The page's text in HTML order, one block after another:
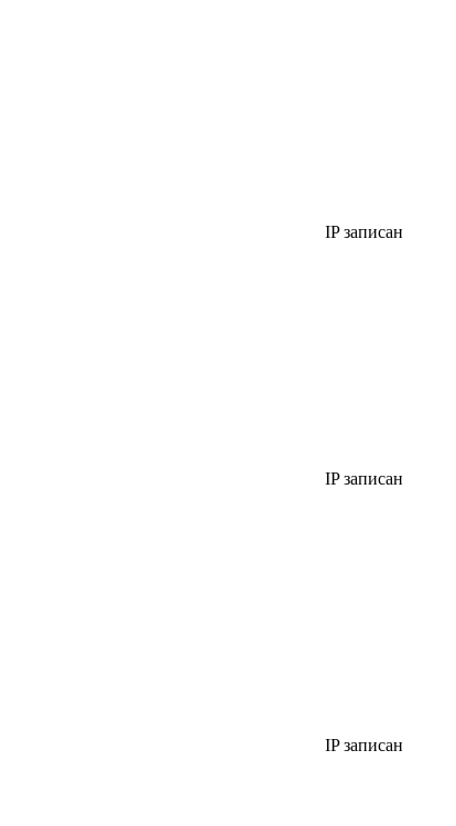
IP записан
IP записан
IP записан